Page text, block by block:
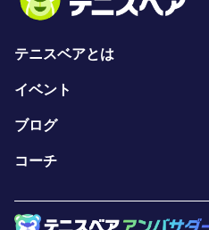
テニスベアとは
イベント
ブログ
コーチ